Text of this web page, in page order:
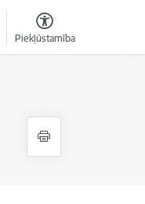
Piekļūstamība